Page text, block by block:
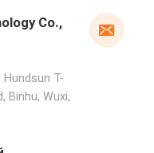
Co.,
Hundsun T-
Binhu, Wuxi,